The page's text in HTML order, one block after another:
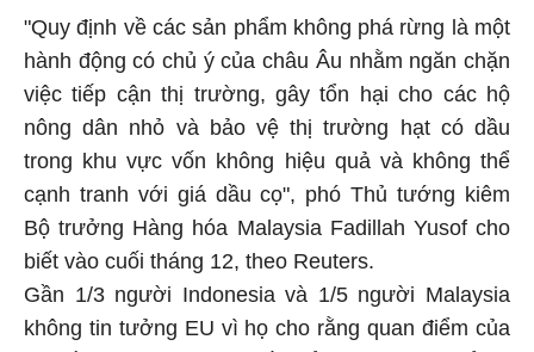
"Quy định về các sản phẩm không phá rừng là một
hành động có chủ ý của châu Âu nhằm ngăn chặn
việc tiếp cận thị trường, gây tổn hại cho các hộ
nông dân nhỏ và bảo vệ thị trường hạt có dầu
trong khu vực vốn không hiệu quả và không thể
cạnh tranh với giá dầu cọ", phó Thủ tướng kiêm
Bộ trưởng Hàng hóa Malaysia Fadillah Yusof cho
biết vào cuối tháng 12, theo Reuters.
Gần 1/3 người Indonesia và 1/5 người Malaysia
không tin tưởng EU vì họ cho rằng quan điểm của